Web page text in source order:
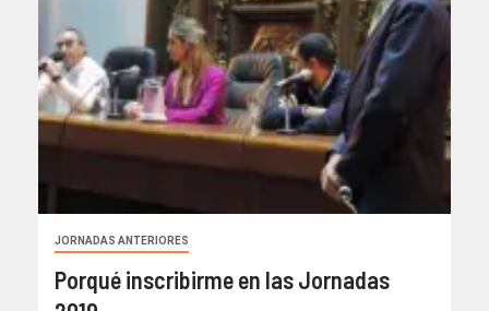
JORNADAS ANTERIORES
Porqué inscribirme en las Jornadas